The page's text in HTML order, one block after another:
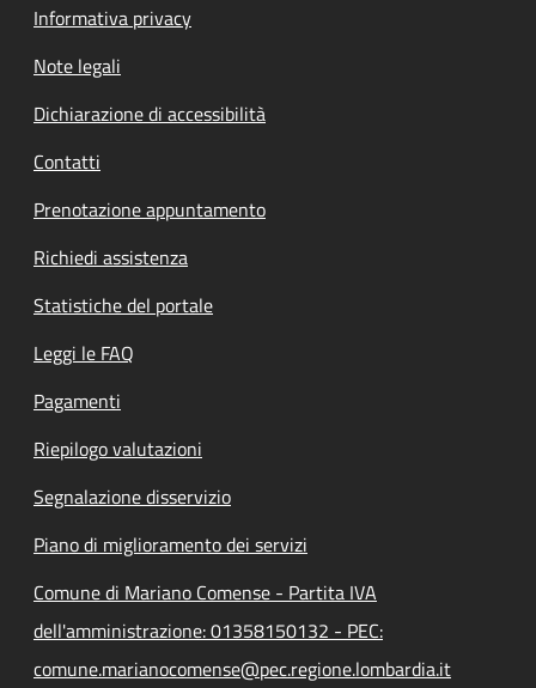
Informativa privacy
Note legali
Dichiarazione di accessibilità
Contatti
Prenotazione appuntamento
Richiedi assistenza
Statistiche del portale
Leggi le FAQ
Pagamenti
Riepilogo valutazioni
Segnalazione disservizio
Piano di miglioramento dei servizi
Comune di Mariano Comense - Partita IVA
dell'amministrazione: 01358150132 - PEC:
comune.marianocomense@pec.regione.lombardia.it